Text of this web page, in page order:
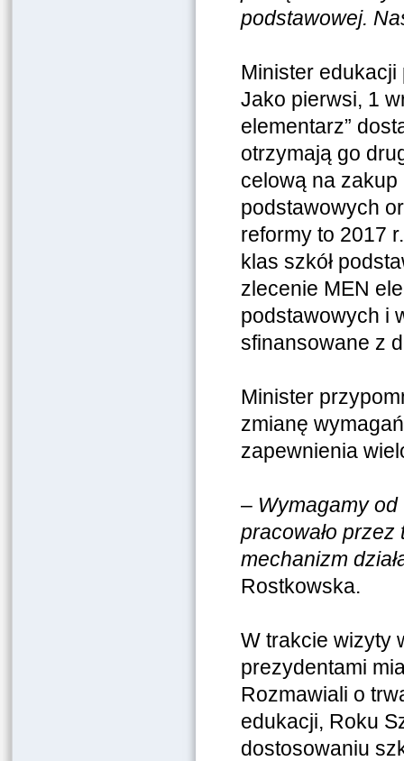
podstawowej.
Minister edukacji
Jako pierwsi, 1
elementarz”
otrzymają go
celową na
podstawowych
reformy to 2017
klas szkół
zlecenie MEN
podstawowych i
sfinansowane z
Minister
zmianę
zapewnienia
– Wymagamy
pracowało
mechanizm
Rostkowska.
W trakcie wizyty
prezydentami
Rozmawiali o
edukacji, Roku
dostosowaniu